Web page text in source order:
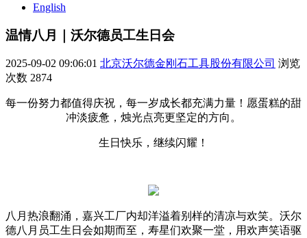
English
温情八月｜沃尔德员工生日会
2025-09-02 09:06:01 北京沃尔德金刚石工具股份有限公司 浏览
次数 2874
每一份努力都值得庆祝，每一岁成长都充满力量！愿蛋糕的甜
冲淡疲惫，烛光点亮更坚定的方向。
生日快乐，继续闪耀！
八月热浪翻涌，嘉兴工厂内却洋溢着别样的清凉与欢笑。沃尔
德八月员工生日会如期而至，寿星们欢聚一堂，用欢声笑语驱